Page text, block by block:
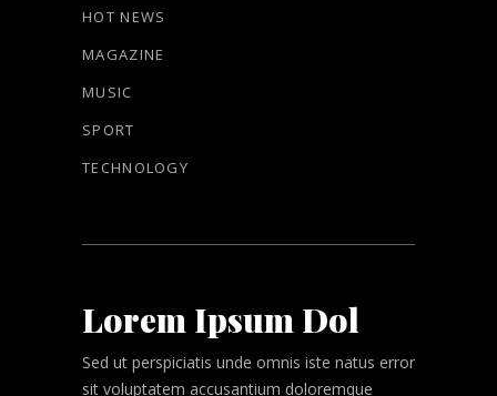
HOT NEWS
MAGAZINE
MUSIC
SPORT
TECHNOLOGY
Lorem Ipsum Dol
Sed ut perspiciatis unde omnis iste natus error
sit voluptatem accusantium doloremque